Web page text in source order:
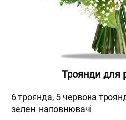
Троянди для
6 троянда, 5 червона
зелені наповнювачі